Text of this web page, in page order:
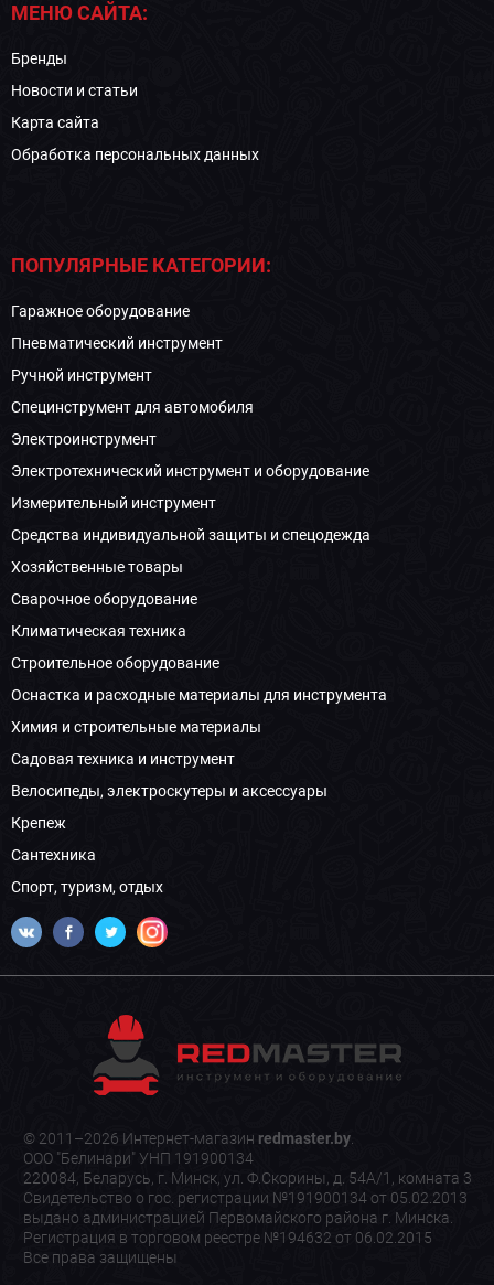
МЕНЮ САЙТА:
Бренды
Новости и статьи
Карта сайта
Обработка персональных данных
ПОПУЛЯРНЫЕ КАТЕГОРИИ:
Гаражное оборудование
Пневматический инструмент
Ручной инструмент
Специнструмент для автомобиля
Электроинструмент
Электротехнический инструмент и оборудование
Измерительный инструмент
Средства индивидуальной защиты и спецодежда
Хозяйственные товары
Сварочное оборудование
Климатическая техника
Строительное оборудование
Оснастка и расходные материалы для инструмента
Химия и строительные материалы
Садовая техника и инструмент
Велосипеды, электроскутеры и аксессуары
Крепеж
Сантехника
Спорт, туризм, отдых
© 2011–2026 Интернет-магазин redmaster.by.
ООО "Белинари" УНП 191900134
220084, Беларусь, г. Минск, ул. Ф.Скорины, д. 54А/1, комната 3
Свидетельство о гос. регистрации №191900134 от 05.02.2013
выдано администрацией Первомайского района г. Минска.
Регистрация в торговом реестре №194632 от 06.02.2015
Все права защищены